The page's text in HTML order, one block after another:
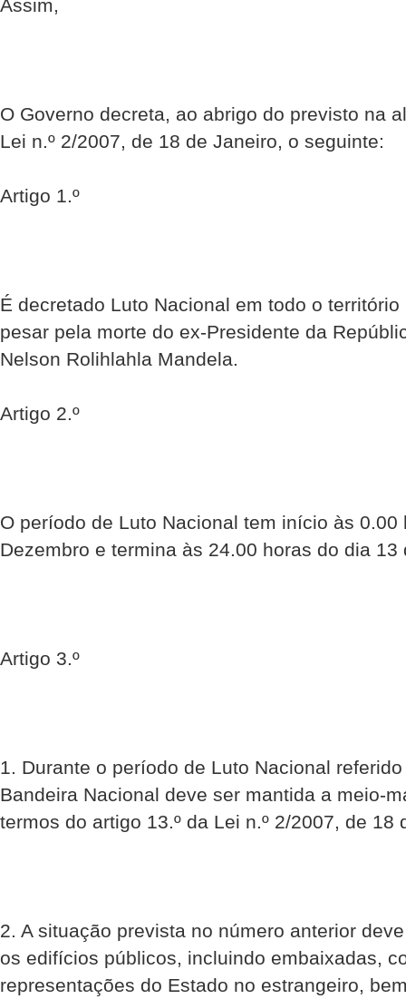
Assim,
O Governo decreta, ao abrigo do previsto na
Lei n.º 2/2007, de 18 de Janeiro, o seguinte:
Artigo 1.º
É decretado Luto Nacional em todo o
pesar pela morte do ex-Presidente da
Nelson Rolihlahla Mandela.
Artigo 2.º
O período de Luto Nacional tem início às 0.00
Dezembro e termina às 24.00 horas do dia 13
Artigo 3.º
1. Durante o período de Luto Nacional
Bandeira Nacional deve ser mantida a meio-
termos do artigo 13.º da Lei n.º 2/2007, de 18
2. A situação prevista no número anterior
os edifícios públicos, incluindo embaixadas,
representações do Estado no estrangeiro,